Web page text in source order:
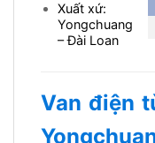
Xuất xứ:
Yongchuang
– Đài Loan
Van điện